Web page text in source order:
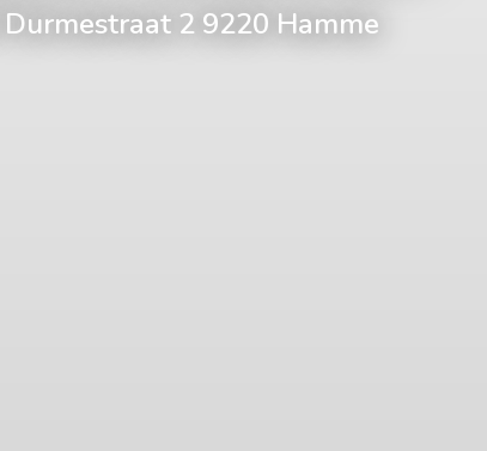
Durmestraat 2 9220 Hamme